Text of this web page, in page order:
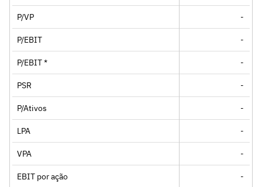
P/VP -
P/EBIT -
P/EBIT * -
PSR -
P/Ativos -
LPA -
VPA -
EBIT por ação -